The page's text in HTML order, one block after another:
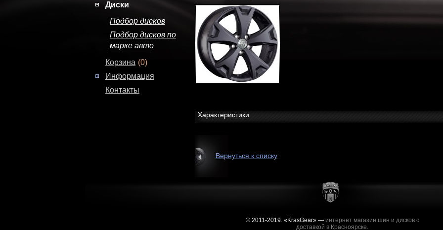
Диски
Подбор дисков
Подбор дисков по
марке авто
Корзина (0)
Информация
Контакты
Характеристики
Вернуться к списку
© 2011-2019. «KrasGear» — интернет магазин шин и дисков с
доставкой в Красноярске.